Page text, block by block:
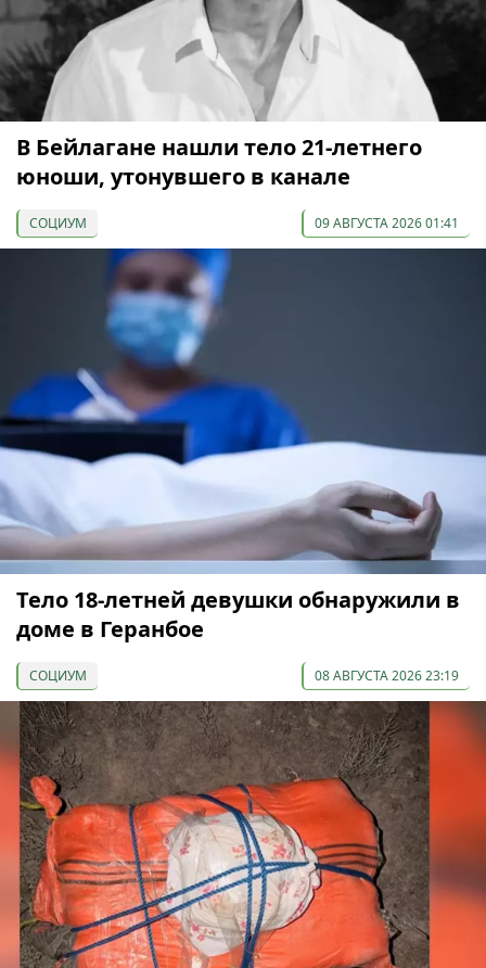
В Бейлагане нашли тело 21-летнего
юноши, утонувшего в канале
СОЦИУМ 09 АВГУСТА 2026 01:41
Тело 18-летней девушки обнаружили в
доме в Геранбое
СОЦИУМ 08 АВГУСТА 2026 23:19